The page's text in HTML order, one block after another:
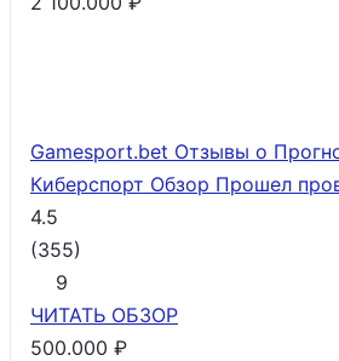
Gamesport.bet Отзывы о
Киберспорт Обзор Прошел
4.5
(355)
9
ЧИТАТЬ ОБЗОР
500.000 ₽